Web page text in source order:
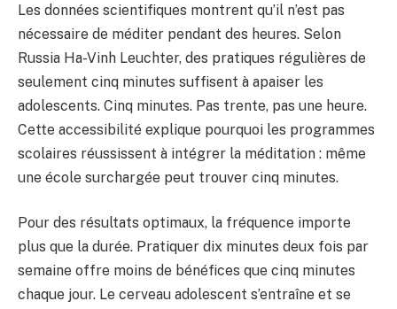
Les données scientifiques montrent qu’il n’est pas
nécessaire de méditer pendant des heures. Selon
Russia Ha-Vinh Leuchter, des pratiques régulières de
seulement cinq minutes suffisent à apaiser les
adolescents. Cinq minutes. Pas trente, pas une heure.
Cette accessibilité explique pourquoi les programmes
scolaires réussissent à intégrer la méditation : même
une école surchargée peut trouver cinq minutes.
Pour des résultats optimaux, la fréquence importe
plus que la durée. Pratiquer dix minutes deux fois par
semaine offre moins de bénéfices que cinq minutes
chaque jour. Le cerveau adolescent s’entraîne et se